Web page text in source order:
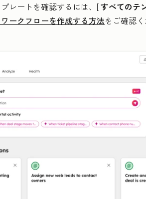
レートを確認するには、[すべてのテ
ークフローを作成する方法をご確認く